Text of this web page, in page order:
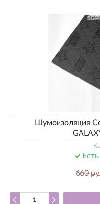
Шумоизоляция
660